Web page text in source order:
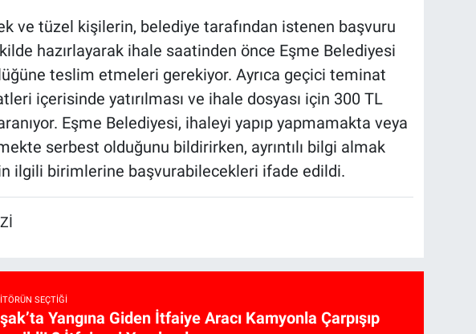
ve tüzel kişilerin, belediye tarafından istenen başvuru
hazırlayarak ihale saatinden önce Eşme Belediyesi
teslim etmeleri gerekiyor. Ayrıca geçici teminat
içerisinde yatırılması ve ihale dosyası için 300 TL
Eşme Belediyesi, ihaleyi yapıp yapmamakta veya
serbest olduğunu bildirirken, ayrıntılı bilgi almak
ilgili birimlerine başvurabilecekleri ifade edildi.
SEÇTIĞI
Yangına Giden İtfaiye Aracı Kamyonla Çarpışıp